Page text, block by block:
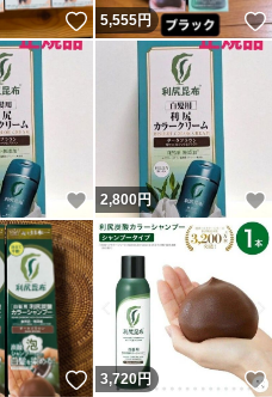
いいね！
5,555円
いいね！
2,800円
いいね！
3,720円